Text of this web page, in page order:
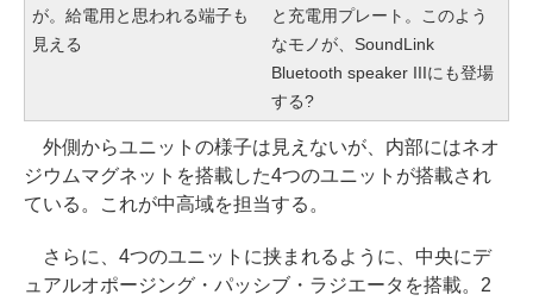
が。給電用と思われる端子も
見える
と充電用プレート。このよう
なモノが、SoundLink
Bluetooth speaker IIIにも登場
する?
外側からユニットの様子は見えないが、内部にはネオ
ジウムマグネットを搭載した4つのユニットが搭載され
ている。これが中高域を担当する。
さらに、4つのユニットに挟まれるように、中央にデ
ュアルオポージング・パッシブ・ラジエータを搭載。2